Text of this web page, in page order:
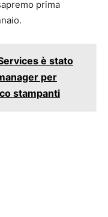
prima
è stato
per
stampanti